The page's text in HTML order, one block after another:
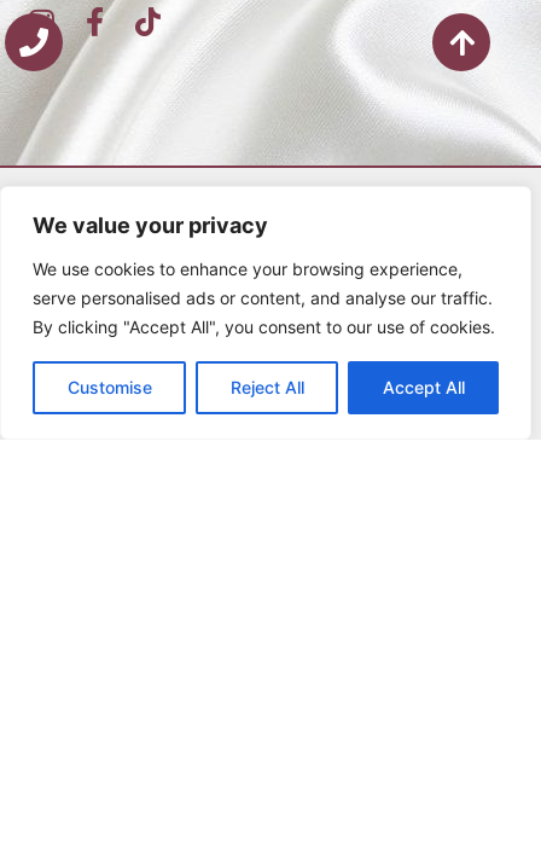
We value your privacy
We use cookies to enhance your browsing experience,
serve personalised ads or content, and analyse our traffic.
By clicking "Accept All", you consent to our use of cookies.
Customise Reject All Accept All
I
n
s
t
a
g
r
a
F
a
c
e
b
o
o
k
f
T
k
Προφίλ
Επικοινωνία
Γενικοί Όροι
Ασφάλεια Συναλλαγών